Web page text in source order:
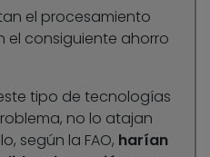
el procesamiento
el consiguiente ahorro
tipo de tecnologías
no lo atajan
según la FAO, harían